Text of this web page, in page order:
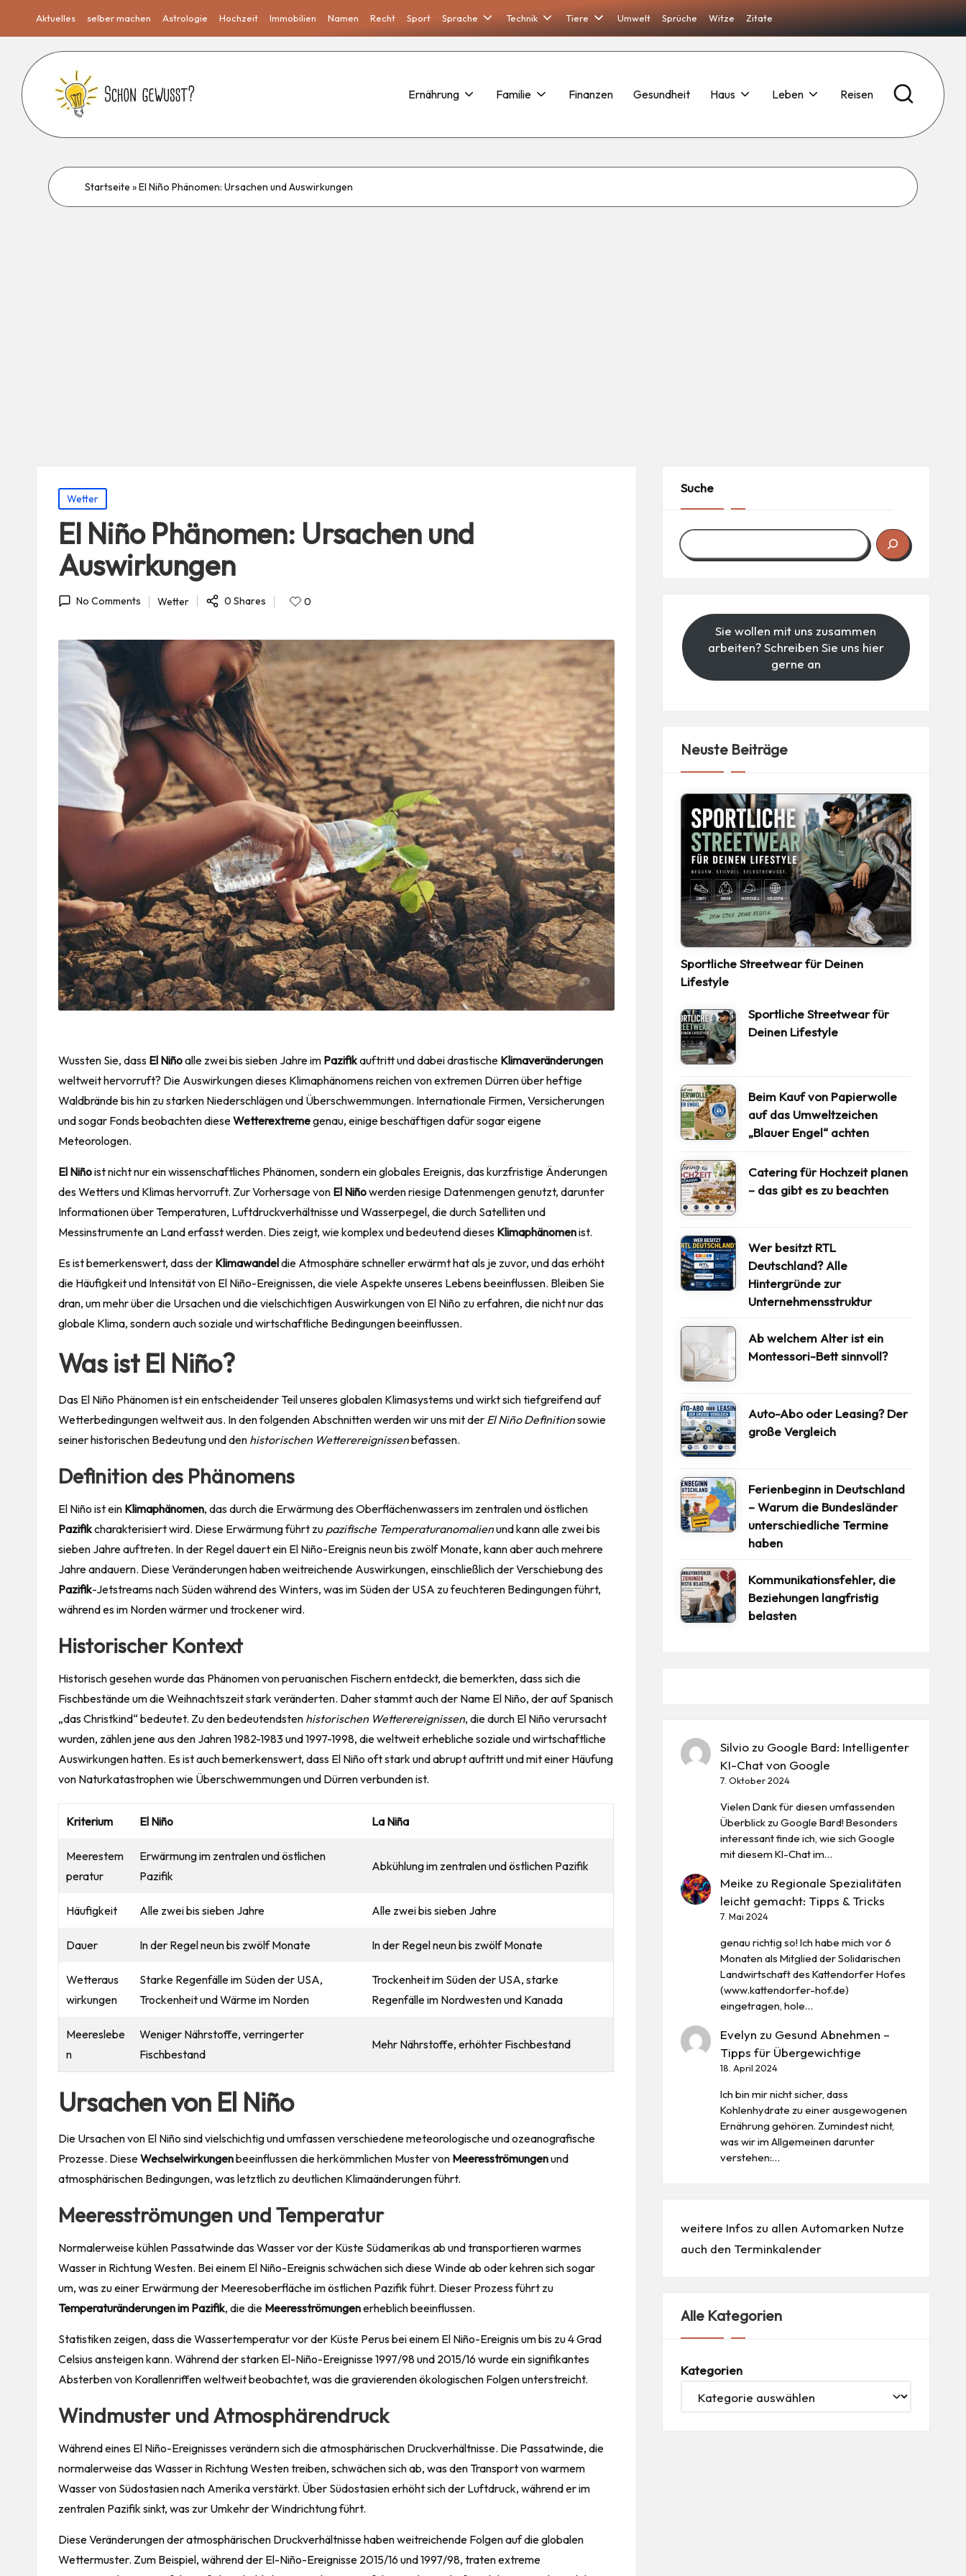
Aktuelles selber machen Astrologie Hochzeit Immobilien Namen Recht Sport Sprache Technik Tiere Umwelt Sprüche Witze Zitate
Ernährung Familie Finanzen Gesundheit Haus Leben Reisen
Startseite »El Niño Phänomen: Ursachen und Auswirkungen
Posted
in
Wetter
El Niño Phänomen: Ursachen und
Auswirkungen
No Comments
Posted
Wetter 0 Shares 0
Wussten Sie, dass El Niñoalle zwei bis sieben Jahre im Pazifikauftritt und dabei drastische Klimaveränderungen
weltweit hervorruft? Die Auswirkungen dieses Klimaphänomens reichen von extremen Dürren über heftige
Waldbrände bis hin zu starken Niederschlägen und Überschwemmungen. Internationale Firmen, Versicherungen
und sogar Fonds beobachten dieseWetterextremegenau, einige beschäftigen dafür sogar eigene
Meteorologen.
El Niñoist nicht nur ein wissenschaftliches Phänomen, sondern ein globales Ereignis, das kurzfristige Änderungen
des Wetters und Klimas hervorruft. Zur Vorhersage von El Niñowerden riesige Datenmengen genutzt, darunter
Informationen über Temperaturen, Luftdruckverhältnisse und Wasserpegel, die durch Satelliten und
Messinstrumente an Land erfasst werden. Dies zeigt, wie komplex und bedeutend dieses Klimaphänomenist.
Es ist bemerkenswert, dass der Klimawandeldie Atmosphäre schneller erwärmt hat als je zuvor, und das erhöht
die Häufigkeit und Intensität von El Niño-Ereignissen, die viele Aspekte unseres Lebens beeinflussen. Bleiben Sie
dran, um mehr über die Ursachen und die vielschichtigen Auswirkungen von El Niño zu erfahren, die nicht nur das
globale Klima, sondern auch soziale und wirtschaftliche Bedingungen beeinflussen.
Was ist El Niño?
Das El Niño Phänomen ist ein entscheidender Teil unseres globalen Klimasystems und wirkt sich tiefgreifend auf
Wetterbedingungen weltweit aus. In den folgenden Abschnitten werden wir uns mit der El Niño Definitionsowie
seiner historischen Bedeutung und den historischen Wetterereignissenbefassen.
Definition des Phänomens
El Niño ist ein Klimaphänomen, das durch die Erwärmung des Oberflächenwassers im zentralen und östlichen
Pazifikcharakterisiert wird. Diese Erwärmung führt zu pazifische Temperaturanomalienund kann alle zwei bis
sieben Jahre auftreten. In der Regel dauert ein El Niño-Ereignis neun bis zwölf Monate, kann aber auch mehrere
Jahre andauern. Diese Veränderungen haben weitreichende Auswirkungen, einschließlich der Verschiebung des
Pazifik-Jetstreams nach Süden während des Winters, was im Süden der USA zu feuchteren Bedingungen führt,
während es im Norden wärmer und trockener wird.
Historischer Kontext
Historisch gesehen wurde das Phänomen von peruanischen Fischern entdeckt, die bemerkten, dass sich die
Fischbestände um die Weihnachtszeit stark veränderten. Daher stammt auch der Name El Niño, der auf Spanisch
„das Christkind“ bedeutet. Zu den bedeutendsten historischen Wetterereignissen, die durch El Niño verursacht
wurden, zählen jene aus den Jahren 1982-1983 und 1997-1998, die weltweit erhebliche soziale und wirtschaftliche
Auswirkungen hatten. Es ist auch bemerkenswert, dass El Niño oft stark und abrupt auftritt und mit einer Häufung
von Naturkatastrophen wie Überschwemmungen und Dürren verbunden ist.
Kriterium El Niño La Niña
Meerestem
peratur
Erwärmung im zentralen und östlichen
Pazifik
Abkühlung im zentralen und östlichen Pazifik
Häufigkeit Alle zwei bis sieben Jahre Alle zwei bis sieben Jahre
Dauer In der Regel neun bis zwölf Monate In der Regel neun bis zwölf Monate
Wetteraus
wirkungen
Starke Regenfälle im Süden der USA,
Trockenheit und Wärme im Norden
Trockenheit im Süden der USA, starke
Regenfälle im Nordwesten und Kanada
Meereslebe
n
Weniger Nährstoffe, verringerter
Fischbestand
Mehr Nährstoffe, erhöhter Fischbestand
Ursachen von El Niño
Die Ursachen von El Niño sind vielschichtig und umfassen verschiedene meteorologische und ozeanografische
Prozesse. DieseWechselwirkungenbeeinflussen die herkömmlichen Muster von Meeresströmungenund
atmosphärischen Bedingungen, was letztlich zu deutlichen Klimaänderungen führt.
Meeresströmungen und Temperatur
Normalerweise kühlen Passatwinde das Wasser vor der Küste Südamerikas ab und transportieren warmes
Wasser in Richtung Westen. Bei einem El Niño-Ereignisschwächensich diese Winde ab oder kehren sich sogar
um, was zu einer Erwärmung der Meeresoberfläche im östlichen Pazifik führt. Dieser Prozess führt zu
Temperaturänderungen im Pazifik, die die Meeresströmungenerheblich beeinflussen.
Statistiken zeigen, dass die Wassertemperatur vor der Küste Perus bei einem El Niño-Ereignis um bis zu 4 Grad
Celsius ansteigen kann. Während der starken El-Niño-Ereignisse 1997/98 und 2015/16 wurde ein signifikantes
Absterben von Korallenriffen weltweit beobachtet, was die gravierenden ökologischen Folgen unterstreicht.
Windmuster und Atmosphärendruck
Während eines El Niño-Ereignisses verändern sich die atmosphärischen Druckverhältnisse. Die Passatwinde, die
normalerweise das Wasser in Richtung Westen treiben, schwächen sich ab, was den Transport von warmem
Wasser von Südostasien nach Amerika verstärkt. Über Südostasien erhöht sich der Luftdruck, während er im
zentralen Pazifik sinkt, was zur Umkehr der Windrichtung führt.
Diese Veränderungen der atmosphärischen Druckverhältnisse haben weitreichende Folgen auf die globalen
Wettermuster. Zum Beispiel, während der El-Niño-Ereignisse 2015/16 und 1997/98, traten extreme
Suche
Sie wollen mit uns zusammen
arbeiten? Schreiben Sie uns hier
gerne an
Neuste Beiträge
Sportliche Streetwear für Deinen
Lifestyle
Sportliche Streetwear für
Deinen Lifestyle
Beim Kauf von Papierwolle
auf das Umweltzeichen
„Blauer Engel“ achten
Catering für Hochzeit planen
– das gibt es zu beachten
Wer besitzt RTL
Deutschland? Alle
Hintergründe zur
Unternehmensstruktur
Ab welchem Alter ist ein
Montessori-Bett sinnvoll?
Auto-Abo oder Leasing? Der
große Vergleich
Ferienbeginn in Deutschland
– Warum die Bundesländer
unterschiedliche Termine
haben
Kommunikationsfehler, die
Beziehungen langfristig
belasten
Silvio zu Google Bard: Intelligenter
KI-Chat von Google
7. Oktober 2024
Vielen Dank für diesen umfassenden
Überblick zu Google Bard! Besonders
interessant finde ich, wie sich Google
mit diesem KI-Chat im…
Meike zu Regionale Spezialitäten
leicht gemacht: Tipps & Tricks
7. Mai 2024
genau richtig so! Ich habe mich vor 6
Monaten als Mitglied der Solidarischen
Landwirtschaft des Kattendorfer Hofes
(www.kattendorfer-hof.de)
eingetragen, hole…
Evelyn zu Gesund Abnehmen –
Tipps für Übergewichtige
18. April 2024
Ich bin mir nicht sicher, dass
Kohlenhydrate zu einer ausgewogenen
Ernährung gehören. Zumindest nicht,
was wir im Allgemeinen darunter
verstehen:…
weitere Infos zu allen Automarken Nutze
auch den Terminkalender
Alle Kategorien
Kategorien